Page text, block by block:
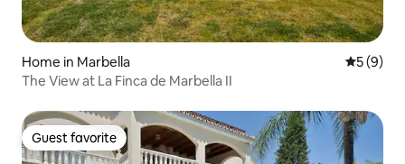
Home in Marbella 5 out of
5 (9)
The View at La Finca de Marbella II
Guest favorite
Guest favorite